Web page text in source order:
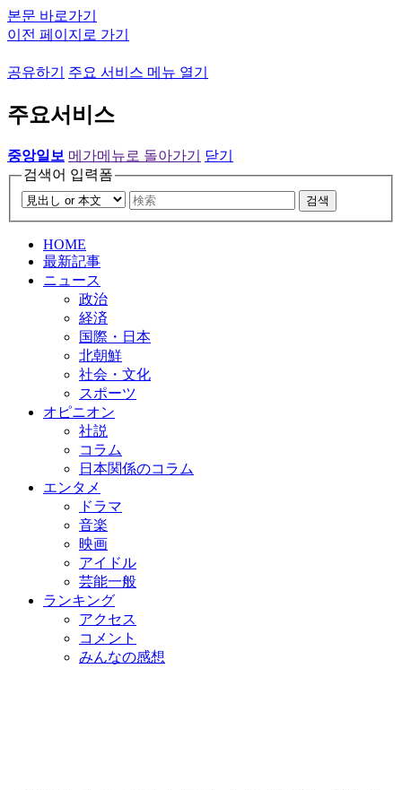
본문 바로가기
이전 페이지로 가기
공유하기 주요 서비스 메뉴 열기
주요서비스
중앙일보 메가메뉴로 돌아가기
닫기
검색어 입력폼
검색
HOME
最新記事
ニュース
政治
経済
国際・日本
北朝鮮
社会・文化
スポーツ
オピニオン
社説
コラム
日本関係のコラム
エンタメ
ドラマ
音楽
映画
アイドル
芸能一般
ランキング
アクセス
コメント
みんなの感想